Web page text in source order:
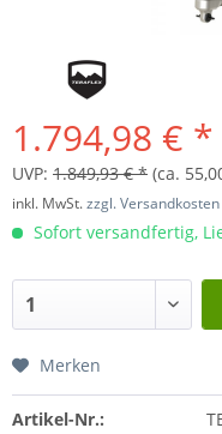
1.794,98 € *
UVP: 1.849,93 € * (ca.
inkl. MwSt.zzgl. Versandkosten
Sofort versandfertig,
Merken
Artikel-Nr.: